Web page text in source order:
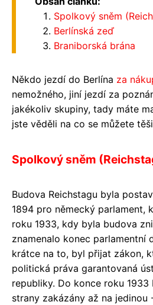
Spolkový sněm
Berlínská zeď
Braniborská brána
Někdo jezdí do Berlína za
nemožného, jiní jezdí za
jakékoliv skupiny, tady máte
jste věděli na co se můžete
Spolkový sněm
Budova Reichstagu byla
1894 pro německý parlament,
roku 1933, kdy byla budova
znamenalo konec parlamentní
krátce na to, byl přijat zákon,
politická práva garantovaná
republiky. Do konce roku 1933
strany zakázány až na jedinou